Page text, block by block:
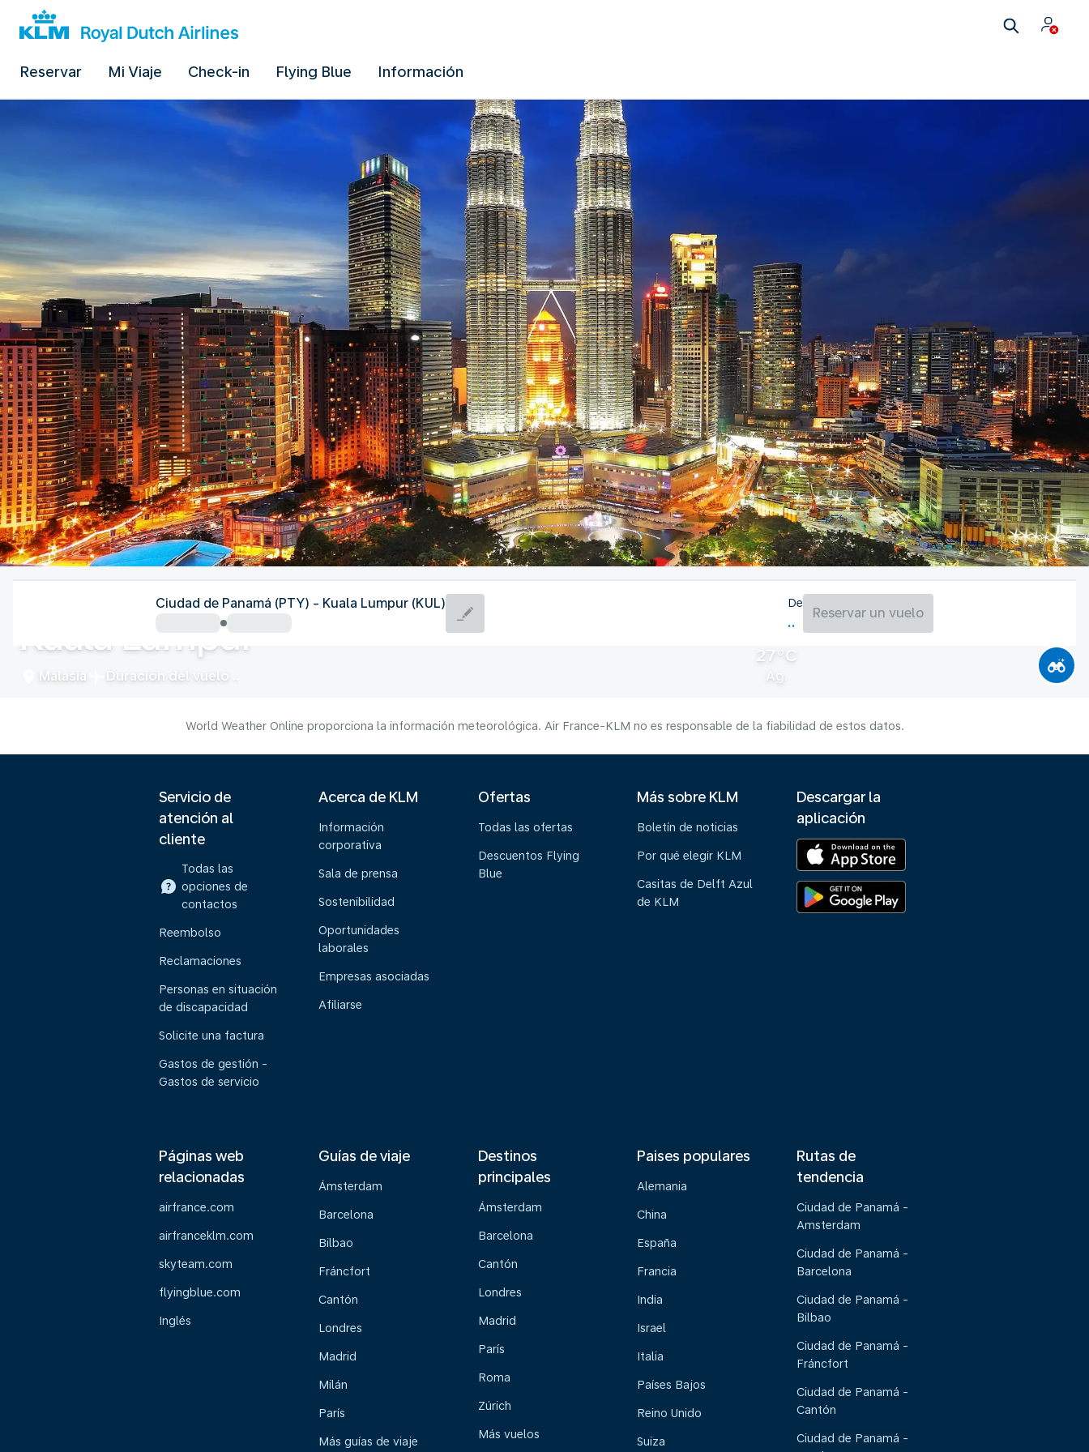
Reservar Mi Viaje Check-in Flying Blue Información
Kuala Lumpur
Malasia Duración del vuelo
27°C
Ag.
Ciudad de Panamá (PTY) - Kuala Lumpur (KUL) De
Reservar un vuelo
World Weather Online proporciona la información meteorológica. Air France-KLM no es responsable de la fiabilidad de estos datos.
Servicio de
atención al
cliente
Todas las
opciones de
contactos
Reembolso
Reclamaciones
Personas en situación
de discapacidad
Solicite una factura
Gastos de gestión -
Gastos de servicio
Acerca de KLM
Información
corporativa
Sala de prensa
Sostenibilidad
Oportunidades
laborales
Empresas asociadas
Afiliarse
Ofertas
Todas las ofertas
Descuentos Flying
Blue
Más sobre KLM
Boletín de noticias
Por qué elegir KLM
Casitas de Delft Azul
de KLM
Descargar la
aplicación
Páginas web
relacionadas
airfrance.com
airfranceklm.com
skyteam.com
flyingblue.com
Inglés
Guías de viaje
Ámsterdam
Barcelona
Bilbao
Fráncfort
Cantón
Londres
Madrid
Milán
París
Más guías de viaje
Destinos
principales
Ámsterdam
Barcelona
Cantón
Londres
Madrid
París
Roma
Zúrich
Más vuelos
Paises populares
Alemania
China
España
Francia
India
Israel
Italia
Países Bajos
Reino Unido
Suiza
Rutas de
tendencia
Ciudad de Panamá -
Amsterdam
Ciudad de Panamá -
Barcelona
Ciudad de Panamá -
Bilbao
Ciudad de Panamá -
Fráncfort
Ciudad de Panamá -
Cantón
Ciudad de Panamá -